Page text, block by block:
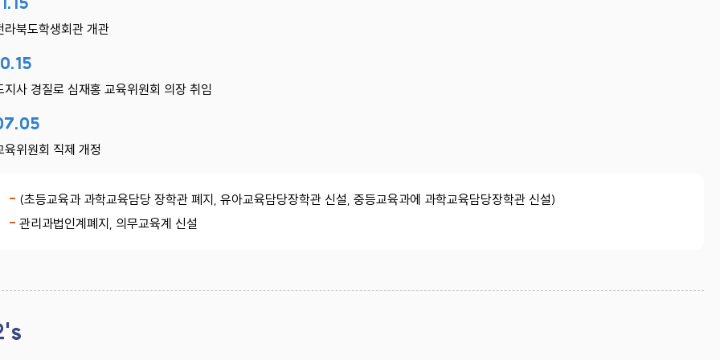
라북도학생회관 개관
지사 경질로 심재홍 교육위원회 의장 취임
육위원회 직제 개정
(초등교육과 과학교육담당 장학관 폐지, 유아교육담당장학관 신설, 중등교육과에 과학교육담당장학관 신설)
관리과법인계폐지, 의무교육계 신설